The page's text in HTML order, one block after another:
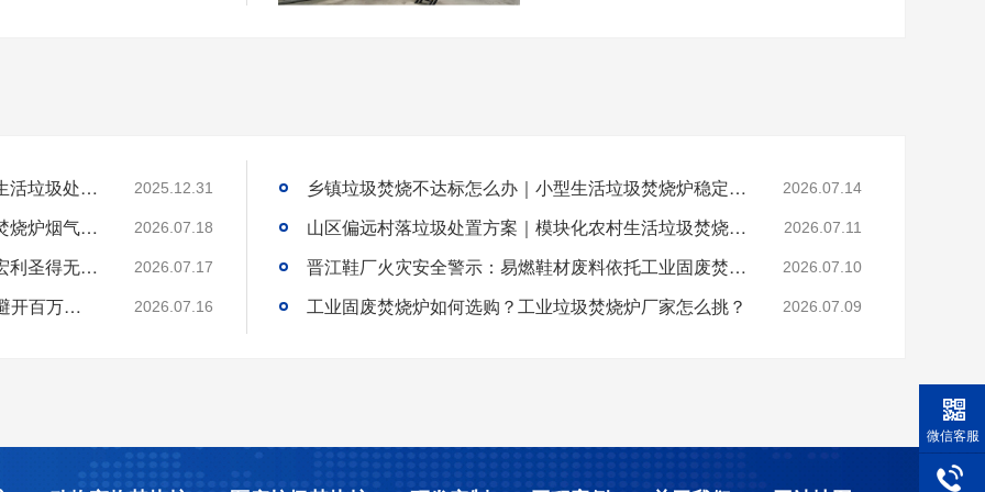
国内高海拔垃圾处理技术获重大突破，青海生活垃圾处理项目树行业新标杆 2025.12.31
工业固废焚烧炉厂家｜一站式出口工业垃圾焚烧炉烟气检测环保达标 2026.07.18
环保达标宠物火化炉使用方法与维护技巧｜宏利圣得无害化火化设备科普 2026.07.17
选工业垃圾焚烧炉别只看低价!3 个核心要点避开百万损失 2026.07.16
乡镇垃圾焚烧不达标怎么办｜小型生活垃圾焚烧炉稳定达标解决方案 2026.07.14
山区偏远村落垃圾处置方案｜模块化农村生活垃圾焚烧炉就地达标焚烧 2026.07.11
晋江鞋厂火灾安全警示：易燃鞋材废料依托工业固废焚烧炉实现规范化安全处置 2026.07.10
工业固废焚烧炉如何选购？工业垃圾焚烧炉厂家怎么挑？ 2026.07.09
微信客服